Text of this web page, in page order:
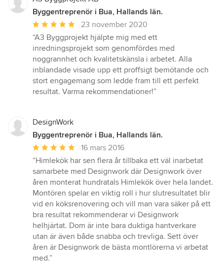
Byggentreprenör i Bua, Hallands län.
Genomsnittligt
omdöme:
5
av
5
stjärnor
23 november 2020
“A3 Byggprojekt hjälpte mig med ett
inredningsprojekt som genomfördes med
noggrannhet och kvalitetskänsla i arbetet. Alla
inblandade visade upp ett proffsigt bemötande och
stort engagemang som ledde fram till ett perfekt
resultat. Varma rekommendationer!”
DesignWork
Byggentreprenör i Bua, Hallands län.
Genomsnittligt
omdöme:
5
av
5
stjärnor
16 mars 2016
“Himlekök har sen flera år tillbaka ett väl inarbetat
samarbete med Designwork där Designwork över
åren monterat hundratals Himlekök över hela landet.
Montören spelar en viktig roll i hur slutresultatet blir
vid en köksrenovering och vill man vara säker på ett
bra resultat rekommenderar vi Designwork
helhjärtat. Dom är inte bara duktiga hantverkare
utan är även både snabba och trevliga. Sett över
åren är Designwork de bästa montlörerna vi arbetat
med.”